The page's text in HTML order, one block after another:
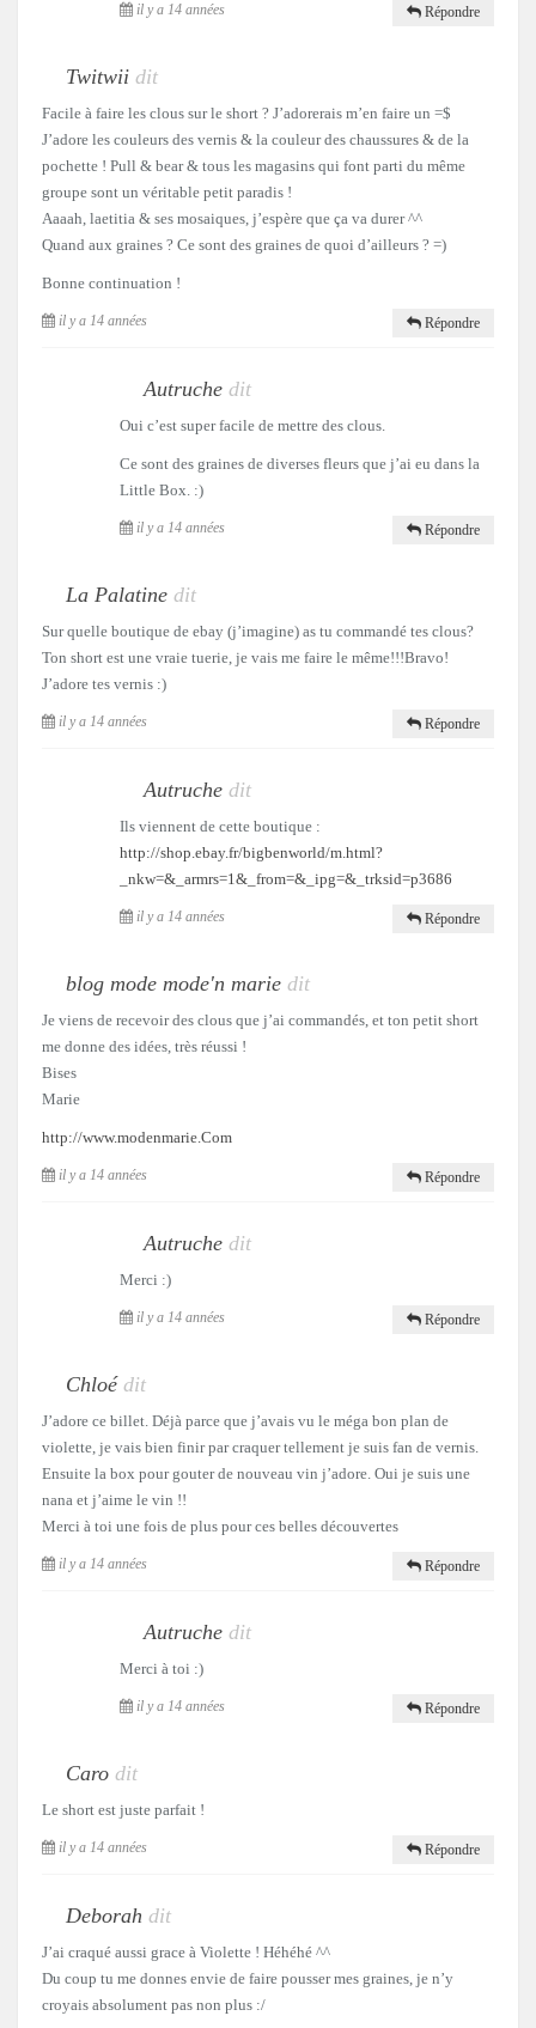
il y a 14 années Répondre
Twitwii dit
Facile à faire les clous sur le short ? J’adorerais m’en faire un =$
J’adore les couleurs des vernis & la couleur des chaussures & de la
pochette ! Pull & bear & tous les magasins qui font parti du même
groupe sont un véritable petit paradis !
Aaaah, laetitia & ses mosaiques, j’espère que ça va durer ^^
Quand aux graines ? Ce sont des graines de quoi d’ailleurs ? =)
Bonne continuation !
il y a 14 années Répondre
Autruche dit
Oui c’est super facile de mettre des clous.
Ce sont des graines de diverses fleurs que j’ai eu dans la
Little Box. :)
il y a 14 années Répondre
La Palatine dit
Sur quelle boutique de ebay (j’imagine) as tu commandé tes clous?
Ton short est une vraie tuerie, je vais me faire le même!!!Bravo!
J’adore tes vernis :)
il y a 14 années Répondre
Autruche dit
Ils viennent de cette boutique :
http://shop.ebay.fr/bigbenworld/m.html?
_nkw=&_armrs=1&_from=&_ipg=&_trksid=p3686
il y a 14 années Répondre
blog mode mode'n marie dit
Je viens de recevoir des clous que j’ai commandés, et ton petit short
me donne des idées, très réussi !
Bises
Marie
http://www.modenmarie.Com
il y a 14 années Répondre
Autruche dit
Merci :)
il y a 14 années Répondre
Chloé dit
J’adore ce billet. Déjà parce que j’avais vu le méga bon plan de
violette, je vais bien finir par craquer tellement je suis fan de vernis.
Ensuite la box pour gouter de nouveau vin j’adore. Oui je suis une
nana et j’aime le vin !!
Merci à toi une fois de plus pour ces belles découvertes
il y a 14 années Répondre
Autruche dit
Merci à toi :)
il y a 14 années Répondre
Caro dit
Le short est juste parfait !
il y a 14 années Répondre
Deborah dit
J’ai craqué aussi grace à Violette ! Héhéhé ^^
Du coup tu me donnes envie de faire pousser mes graines, je n’y
croyais absolument pas non plus :/